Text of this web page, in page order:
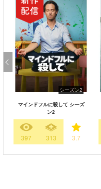
シーズン2
マインドフルに殺して シーズ
ン2
397 313 3.7